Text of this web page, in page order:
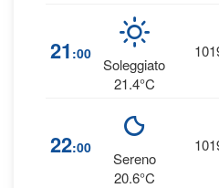
21 :00
Soleggiato
21.4°C
22:00
Sereno
20.6°C